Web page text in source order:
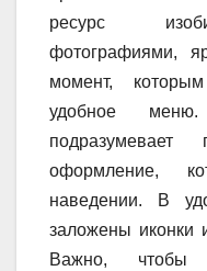
ресурс
фотографиями,
момент,
удобное
подразумевает
оформление,
наведении. В
заложены иконки
Важно, чтобы